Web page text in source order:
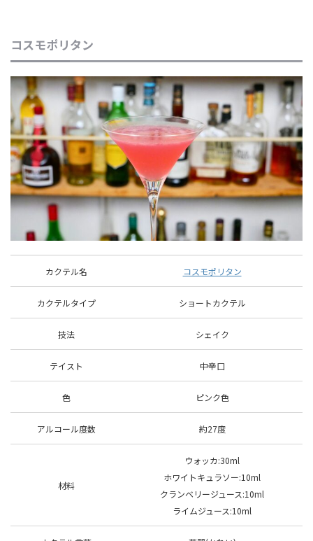
コスモポリタン
カクテル名 コスモポリタン
カクテルタイプ ショートカクテル
技法 シェイク
テイスト 中辛口
色 ピンク色
アルコール度数 約27度
材料
ウォッカ:30ml
ホワイトキュラソー:10ml
クランベリージュース:10ml
ライムジュース:10ml